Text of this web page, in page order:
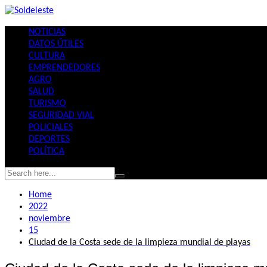
Skip
contentNOTICIAS
DATOS ÚTILES
CULTURA
EMPRENDEDORES
AGRO
SALUD
TURISMO
SEGURIDAD VIAL
POLICIALES
DEPORTES
POLÍTICA
Home
2022
noviembre
15
Ciudad de la Costa sede de la limpieza mundial de playas